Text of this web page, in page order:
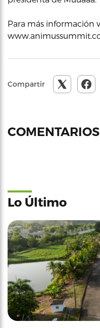
Para más información
Compartir
COMENTARIOS
Lo Último